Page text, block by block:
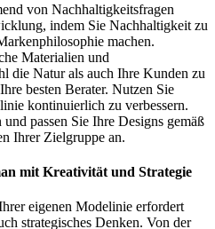
von Nachhaltigkeitsfragen
indem Sie Nachhaltigkeit zu
machen.
Materialien und
die Natur als auch Ihre Kunden zu
besten Berater. Nutzen Sie
kontinuierlich zu verbessern.
passen Sie Ihre Designs gemäß
Ihrer Zielgruppe an.
mit Kreativität und Strategie
eigenen Modelinie erfordert
strategisches Denken. Von der